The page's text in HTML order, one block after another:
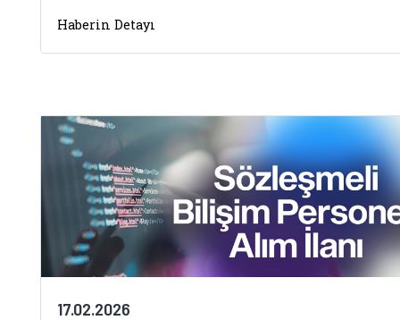
Haberin Detayı
17.02.2026